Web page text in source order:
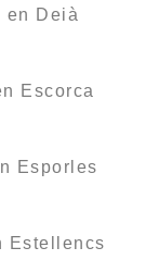
en Deià
Escorca
Esporles
Estellencs